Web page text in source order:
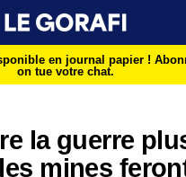
en journal papier !
on tue votre chat.
la guerre
mines